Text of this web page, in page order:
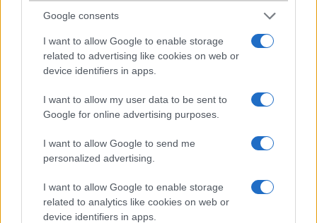
Google consents
I want to allow Google to enable storage
related to advertising like cookies on web or
device identifiers in apps.
I want to allow my user data to be sent to
Google for online advertising purposes.
I want to allow Google to send me
personalized advertising.
I want to allow Google to enable storage
related to analytics like cookies on web or
device identifiers in apps.
2011-4-24 15:53:22
dmx718
2011-4-28 13:45:41
2011-5-2 12:45:19